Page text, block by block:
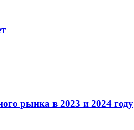
рынка в 2023 и 2024 году